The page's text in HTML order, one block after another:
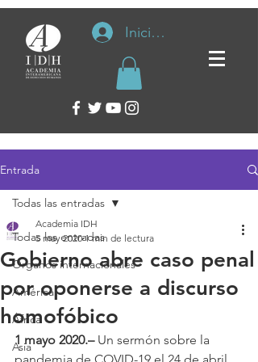
Iniciar sesión
Entrada
Todas las entradas
Organos internacionales
América
África
Asia
Todas las entradas
Gobierno abre caso penal
por oponerse a discurso
homofóbico
Academia IDH
5 may 2020 1 min de lectura
1 mayo 2020.– Un sermón sobre la